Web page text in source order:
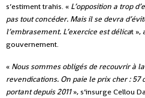
s’estiment trahis. « L’opposition a trop
pas tout concéder. Mais il se devra
l’embrasement. L’exercice est délicat »,
gouvernement.
« Nous sommes obligés de recouvrir à
revendications. On paie le prix cher : 57
portant depuis 2011», s’insurge Cellou